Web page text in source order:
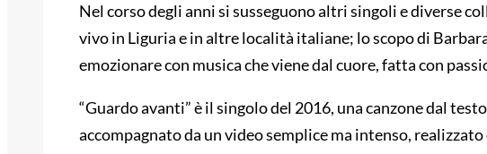
Nel corso degli anni si susseguono altri singoli e diverse
vivo in Liguria e in altre località italiane; lo scopo di
emozionare con musica che viene dal cuore, fatta con
“Guardo avanti” è il singolo del 2016, una canzone dal
accompagnato da un video semplice ma intenso,